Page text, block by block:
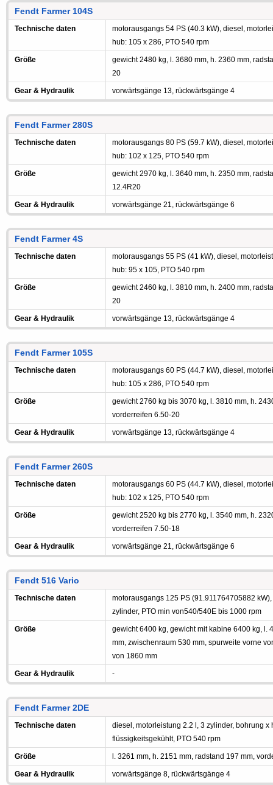
Fendt Farmer 104S
Technische daten
motorausgangs 54 PS (40.3 kW), diesel,
hub: 105 x 286, PTO 540 rpm
Größe
gewicht 2480 kg, l. 3680 mm, h. 2360 mm,
20
Gear & Hydraulik vorwärtsgänge 13, rückwärtsgänge 4
Fendt Farmer 280S
Technische daten
motorausgangs 80 PS (59.7 kW), diesel,
hub: 102 x 125, PTO 540 rpm
Größe
gewicht 2970 kg, l. 3640 mm, h. 2350 mm,
12.4R20
Gear & Hydraulik vorwärtsgänge 21, rückwärtsgänge 6
Fendt Farmer 4S
Technische daten
motorausgangs 55 PS (41 kW), diesel,
hub: 95 x 105, PTO 540 rpm
Größe
gewicht 2460 kg, l. 3810 mm, h. 2400 mm,
20
Gear & Hydraulik vorwärtsgänge 13, rückwärtsgänge 4
Fendt Farmer 105S
Technische daten
motorausgangs 60 PS (44.7 kW), diesel,
hub: 105 x 286, PTO 540 rpm
Größe
gewicht 2760 kg bis 3070 kg, l. 3810 mm, h.
vorderreifen 6.50-20
Gear & Hydraulik vorwärtsgänge 13, rückwärtsgänge 4
Fendt Farmer 260S
Technische daten
motorausgangs 60 PS (44.7 kW), diesel,
hub: 102 x 125, PTO 540 rpm
Größe
gewicht 2520 kg bis 2770 kg, l. 3540 mm, h.
vorderreifen 7.50-18
Gear & Hydraulik vorwärtsgänge 21, rückwärtsgänge 6
Fendt 516 Vario
Technische daten
motorausgangs 125 PS (91.911764705882
zylinder, PTO min von540/540E bis 1000 rpm
Größe
gewicht 6400 kg, gewicht mit kabine 6400 kg, l.
mm, zwischenraum 530 mm, spurweite vorne
von 1860 mm
Gear & Hydraulik -
Fendt Farmer 2DE
Technische daten
diesel, motorleistung 2.2 l, 3 zylinder, bohrung x
flüssigkeitsgekühlt, PTO 540 rpm
Größe l. 3261 mm, h. 2151 mm, radstand 197 mm,
Gear & Hydraulik vorwärtsgänge 8, rückwärtsgänge 4